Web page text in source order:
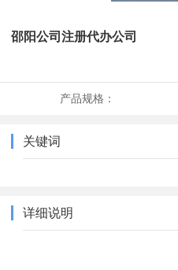
邵阳公司注册代办公司
产品规格：
关键词
详细说明